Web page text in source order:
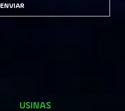
ENVIAR
USINAS